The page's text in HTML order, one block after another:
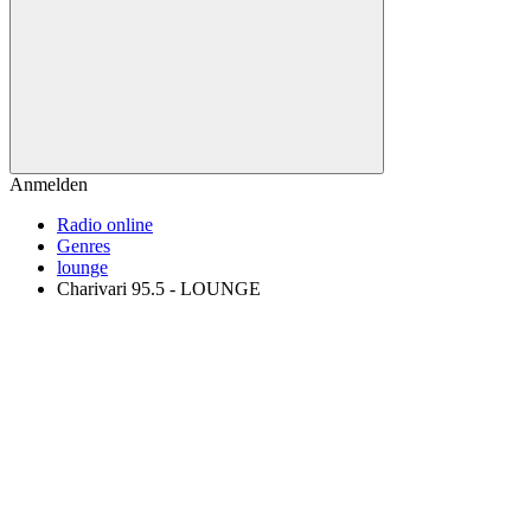
Anmelden
Radio online
Genres
lounge
Charivari 95.5 - LOUNGE